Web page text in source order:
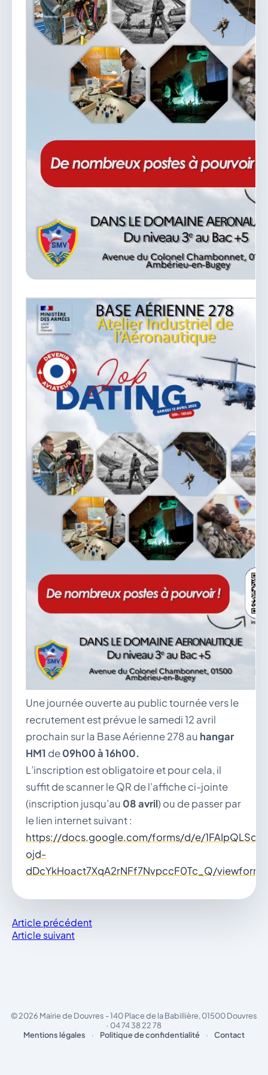
vous.
04 74 38 22 78
mairie@douvres.fr
140 Place de la Babillière, 01500 Douvres
Contacter la mairie
Le guichet des associations
publier une annonce
Une journée ouverte au public tournée vers le
recrutement est prévue le samedi 12 avril
prochain sur la Base Aérienne 278 au hangar
HM1 de09h00 à 16h00.
L’inscription est obligatoire et pour cela, il
suffit de scanner le QR de l’affiche ci-jointe
(inscription jusqu’au 08 avril) ou de passer par
le lien internet suivant :
https://docs.google.com/forms/d/e/
ojd-
dDcYkHoact7XqA2rNFf7NvpccF0Tc_Q/viewform
Article précédent
Article suivant
© 2026 Mairie de Douvres - 140 Place de la Babillière, 01500 Douvres
· 04 74 38 22 78
Mentions légales
· Politique de confidentialité · Contact